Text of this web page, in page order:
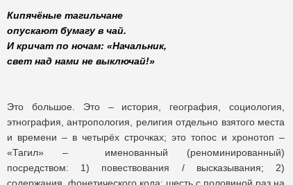
Кипячёные тагильчане
опускают бумагу в чай.
И кричат по ночам: «Начальник,
свет над нами не выключай!»
Это большое. Это – история, география, социология,
этнография, антропология, религия отдельно взятого места
и времени – в четырёх строчках; это топос и хронотоп –
«Тагил» – именованный (реноминированный)
посредством: 1) повествования / высказывания; 2)